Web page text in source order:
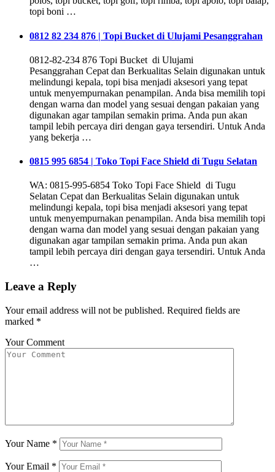
topi boni …
0812 82 234 876 | Topi Bucket di Ulujami Pesanggrahan
0812-82-234 876 Topi Bucket di Ulujami
Pesanggrahan Cepat dan Berkualitas Selain digunakan untuk
melindungi kepala, topi bisa menjadi aksesori yang tepat
untuk menyempurnakan penampilan. Anda bisa memilih topi
dengan warna dan model yang sesuai dengan pakaian yang
digunakan agar tampilan semakin prima. Anda pun akan
tampil lebih percaya diri dengan gaya tersendiri. Untuk Anda
yang bekerja …
0815 995 6854 | Toko Topi Face Shield di Tugu Selatan
WA: 0815-995-6854 Toko Topi Face Shield di Tugu
Selatan Cepat dan Berkualitas Selain digunakan untuk
melindungi kepala, topi bisa menjadi aksesori yang tepat
untuk menyempurnakan penampilan. Anda bisa memilih topi
dengan warna dan model yang sesuai dengan pakaian yang
digunakan agar tampilan semakin prima. Anda pun akan
tampil lebih percaya diri dengan gaya tersendiri. Untuk Anda
…
Leave a Reply
Your email address will not be published. Required fields are
marked *
Your Comment
Your Name *
Your Email *